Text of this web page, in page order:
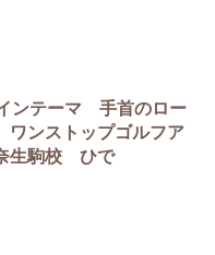
ンテーマ 手首のロー
ンストップゴルフア
生駒校 ひで